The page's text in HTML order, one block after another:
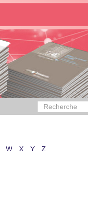
W X Y Z